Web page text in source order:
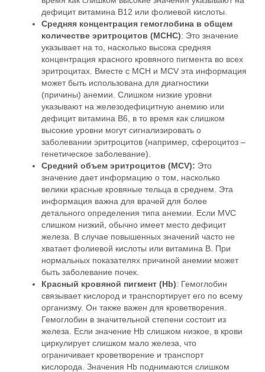
дефицит витамина B12 или фолиевой кислоты.
Средняя концентрация гемоглобина в общем
количестве эритроцитов (MCHC): Это значение
указывает на то, насколько высока средняя
концентрация красного кровяного пигмента во всех
эритроцитах. Вместе с MCH и MCV эта информация
может быть использована для диагностики
(причины) анемии. Слишком низкие уровни
указывают на железодефицитную анемию или
дефицит витамина B6, в то время как слишком
высокие уровни могут сигнализировать о
заболевании эритроцитов (например, сфероцитоз –
генетическое заболевание).
Средний объем эритроцитов (MCV): Это
значение дает информацию о том, насколько
велики красные кровяные тельца в среднем. Эта
информация важна для врачей для более
детального определения типа анемии. Если MVC
слишком низкий, обычно имеет место дефицит
железа. В случае повышенных значений часто не
хватает фолиевой кислоты или витамина В. При
нормальных показателях причиной анемии может
быть заболевание почек.
Красный кровяной пигмент (Hb): Гемоглобин
связывает кислород и транспортирует его по всему
организму. Он также важен для кроветворения.
Гемоглобин в значительной степени состоит из
железа. Если значение Hb слишком низкое, в крови
циркулирует слишком мало железа, что
ограничивает кроветворение и транспорт
кислорода. Значения Hb поднимаются слишком